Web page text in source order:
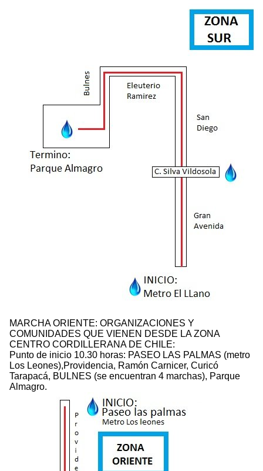
MARCHA ORIENTE: ORGANIZACIONES Y
COMUNIDADES QUE VIENEN DESDE LA ZONA
CENTRO CORDILLERANA DE CHILE:
Punto de inicio 10.30 horas: PASEO LAS PALMAS (metro
Los Leones),Providencia, Ramón Carnicer, Curicó
Tarapacá, BULNES (se encuentran 4 marchas), Parque
Almagro.